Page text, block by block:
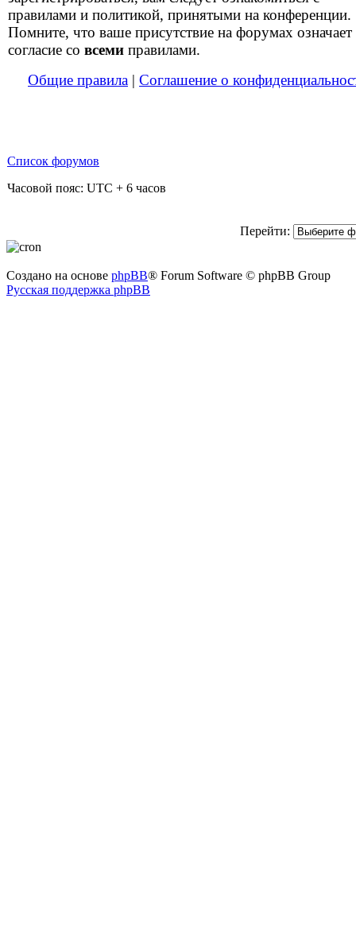
правилами и политикой, принятыми на конференции.
Помните, что ваше присутствие на форумах означает
согласие со всеми правилами.
Общие правила | Соглашение о
Список форумов
Часовой пояс: UTC + 6 часов
Перейти:
Создано на основе phpBB® Forum Software © phpBB Group
Русская поддержка phpBB